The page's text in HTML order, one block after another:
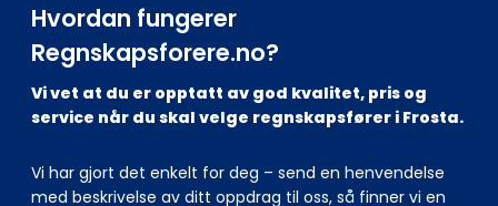
Hvordan fungerer
Regnskapsforere.no?
Vi vet at du er opptatt av god kvalitet, pris og
service når du skal velge regnskapsfører i Frosta.
Vi har gjort det enkelt for deg – send en henvendelse
med beskrivelse av ditt oppdrag til oss, så finner vi en